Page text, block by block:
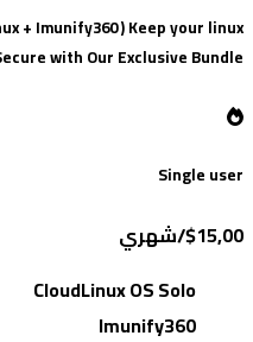
+ Imunify360 )Keep your linux
with Our Exclusive Bundle
Single user
$15,00/شهري
CloudLinux OS Solo
Imunify360